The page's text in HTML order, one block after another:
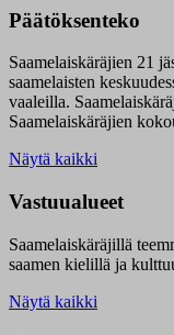
Päätöksenteko
Saamelaiskäräjien 21
saamelaisten
vaaleilla.
Saamelaiskäräjien
Näytä kaikki
Vastuualueet
Saamelaiskäräjillä t
saamen kielillä ja
Näytä kaikki